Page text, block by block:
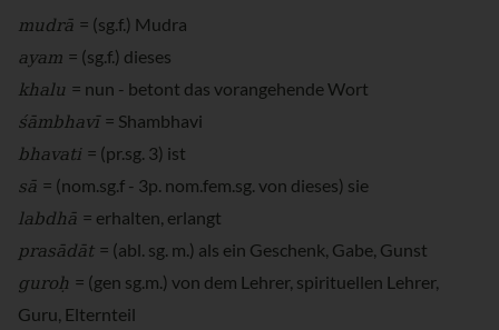
mudrā = (sg.f.) Mudra
ayam = (sg.f.) dieses
khalu = nun - betont das vorangehende Wort
śāmbhavī = Shambhavi
bhavati = (pr.sg. 3) ist
sā = (nom.sg.f - 3p. nom.fem.sg. von dieses) sie
labdhā = erhalten, erlangt
prasādāt = (abl. sg. m.) als ein Geschenk, Gabe, Gunst
guroḥ = (gen sg.m.) von dem Lehrer, spirituellen Lehrer,
Guru, Elternteil